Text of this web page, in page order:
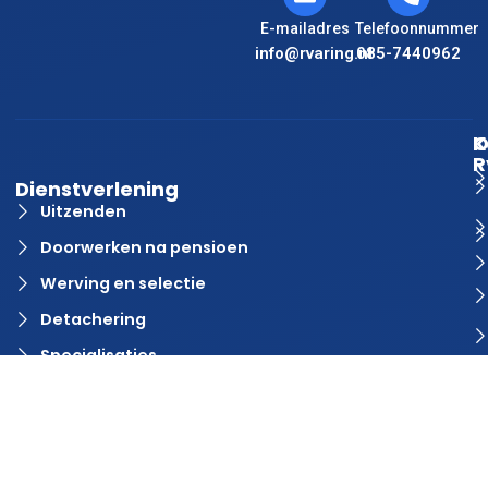
E-mailadres
info@rvaring.nl
Telefoonnummer
085-7440962
Dienstverlening
Uitzenden
Doorwerken na pensioen
Werving en selectie
Detachering
Specialisaties